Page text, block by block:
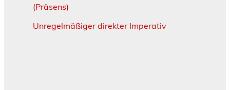
(Präsens)
Unregelmäßiger direkter Imperativ